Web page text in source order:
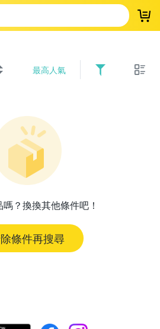
登
最高人氣
？換換其他條件吧！
條件再搜尋